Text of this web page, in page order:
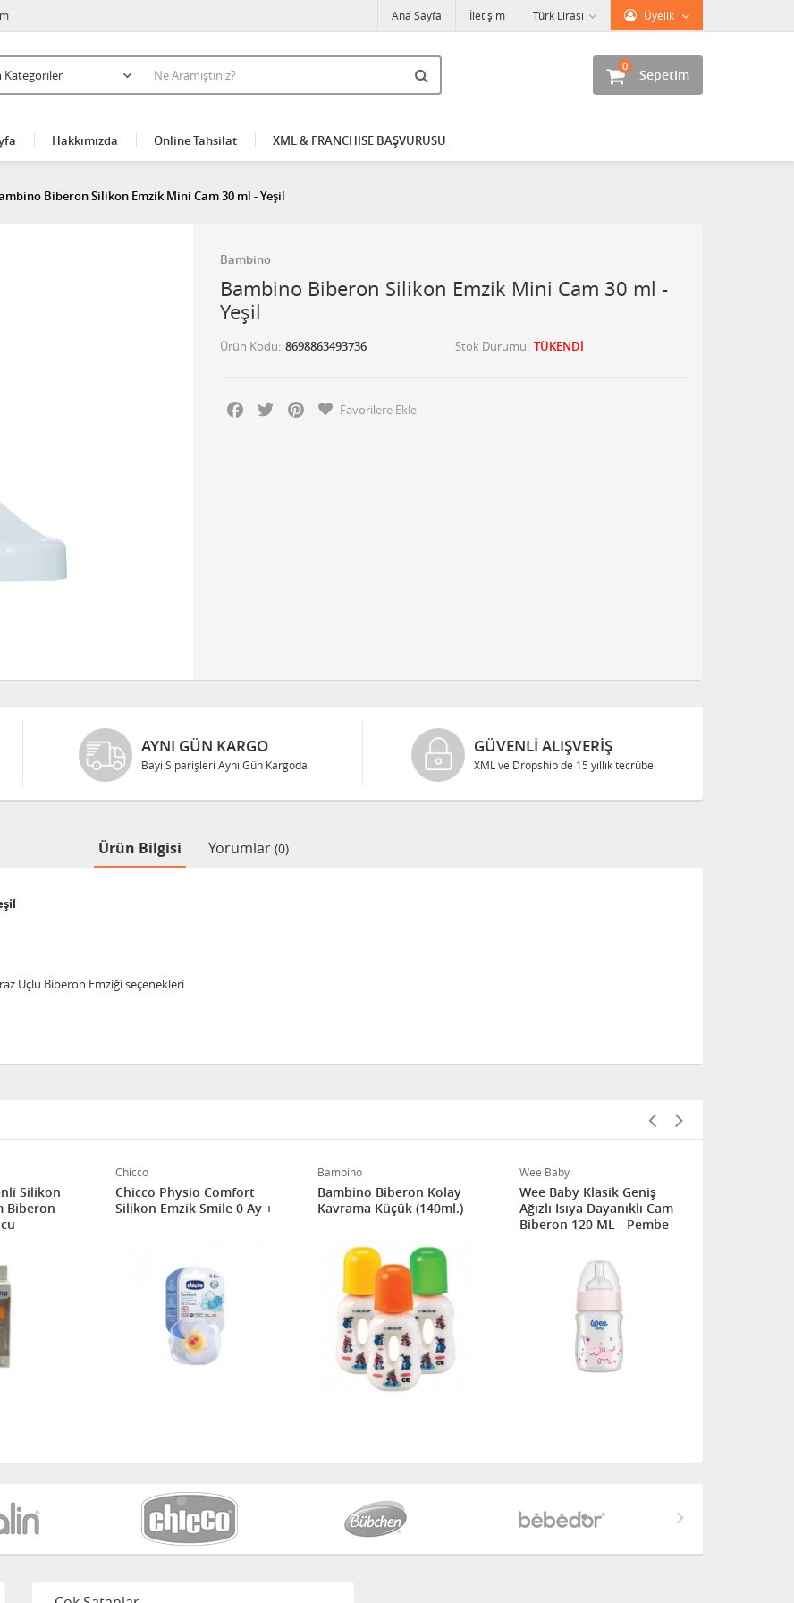
Üyelik
Türk Lirası
Ana Sayfa İletişim
Sepetim
0
Hakkımızda Online Tahsilat XML & FRANCHISE BAŞVURUSU
Biberon Silikon Emzik Mini Cam 30 ml - Yeşil
Bambino
Bambino Biberon Silikon Emzik Mini Cam 30 ml -
Yeşil
Ürün Kodu 8698863493736 Stok Durumu TÜKENDİ
Facebook
Twitter PinterestFavorilere Ekle
AYNI GÜN KARGO
Bayi Siparişleri Aynı Gün Kargoda
GÜVENLI ALIŞVERIŞ
XML ve Dropship de 15 yıllık tecrübe
Ürün Bilgisi Yorumlar (0)
Uçlu Biberon Emziği seçenekleri
Silikon
Biberon
Chicco
Chicco Physio Comfort
Silikon Emzik Smile 0 Ay +
Bambino
Bambino Biberon Kolay
Kavrama Küçük (140ml.)
Wee Baby
Wee Baby Klasik Geniş
Ağızlı Isıya Dayanıklı Cam
Biberon 120 ML - Pembe